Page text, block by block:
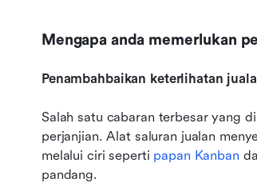
Mengapa anda memerlukan
Penambahbaikan keterlihatan
Salah satu cabaran terbesar yang
perjanjian. Alat saluran jualan
melalui ciri seperti papan Kanban
pandang.